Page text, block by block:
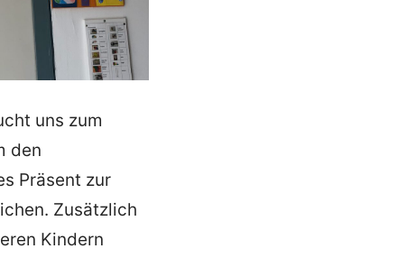
uns zum
den
Präsent zur
Zusätzlich
Kindern